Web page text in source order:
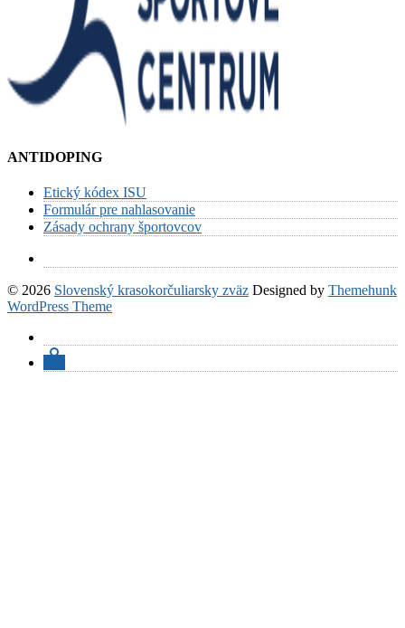
ANTIDOPING
Etický kódex ISU
Formulár pre nahlasovanie
Zásady ochrany športovcov
© 2026 Slovenský krasokorčuliarsky zväz Designed by Themehunk
WordPress Theme